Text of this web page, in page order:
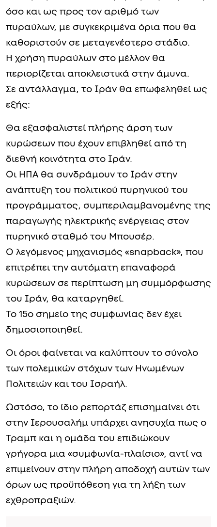
όσο και ως προς τον αριθμό των
πυραύλων, με συγκεκριμένα όρια που θα
καθοριστούν σε μεταγενέστερο στάδιο.
Η χρήση πυραύλων στο μέλλον θα
περιορίζεται αποκλειστικά στην άμυνα.
Σε αντάλλαγμα, το Ιράν θα επωφεληθεί ως
εξής:
Θα εξασφαλιστεί πλήρης άρση των
κυρώσεων που έχουν επιβληθεί από τη
διεθνή κοινότητα στο Ιράν.
Οι ΗΠΑ θα συνδράμουν το Ιράν στην
ανάπτυξη του πολιτικού πυρηνικού του
προγράμματος, συμπεριλαμβανομένης της
παραγωγής ηλεκτρικής ενέργειας στον
πυρηνικό σταθμό του Μπουσέρ.
Ο λεγόμενος μηχανισμός «snapback», που
επιτρέπει την αυτόματη επαναφορά
κυρώσεων σε περίπτωση μη συμμόρφωσης
του Ιράν, θα καταργηθεί.
Το 15ο σημείο της συμφωνίας δεν έχει
δημοσιοποιηθεί.
Οι όροι φαίνεται να καλύπτουν το σύνολο
των πολεμικών στόχων των Ηνωμένων
Πολιτειών και του Ισραήλ.
Ωστόσο, το ίδιο ρεπορτάζ επισημαίνει ότι
στην Ιερουσαλήμ υπάρχει ανησυχία πως ο
Τραμπ και η ομάδα του επιδιώκουν
γρήγορα μια «συμφωνία-πλαίσιο», αντί να
επιμείνουν στην πλήρη αποδοχή αυτών των
όρων ως προϋπόθεση για τη λήξη των
εχθροπραξιών.